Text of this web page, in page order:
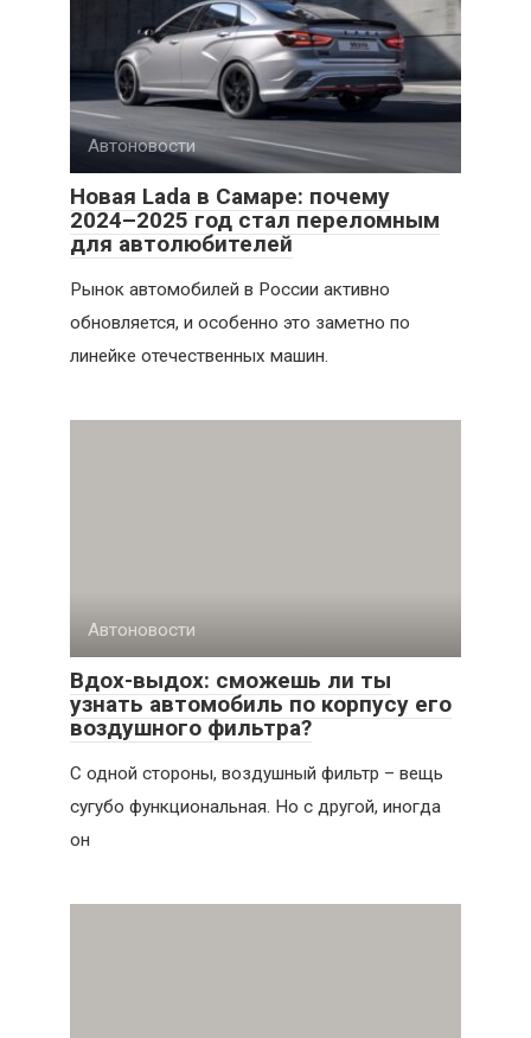
Автоновости
Новая Lada в Самаре: почему
2024–2025 год стал переломным
для автолюбителей
Рынок автомобилей в России активно
обновляется, и особенно это заметно по
линейке отечественных машин.
Автоновости
Вдох-выдох: сможешь ли ты
узнать автомобиль по корпусу его
воздушного фильтра?
С одной стороны, воздушный фильтр – вещь
сугубо функциональная. Но с другой, иногда
он